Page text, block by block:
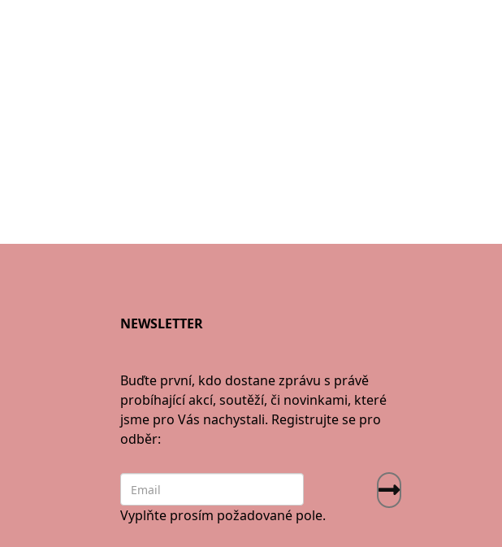
NEWSLETTER
Buďte první, kdo dostane zprávu s právě
probíhající akcí, soutěží, či novinkami, které
jsme pro Vás nachystali. Registrujte se pro
odběr:
Vyplňte prosím požadované pole.